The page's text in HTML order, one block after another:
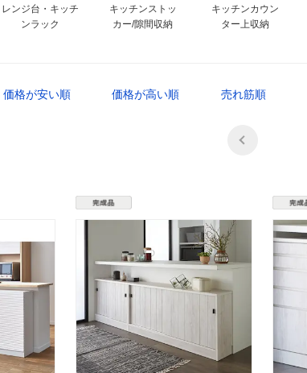
レンジ台・キッチ
ンラック
キッチンストッ
カー/隙間収納
キッチンカウン
ター上収納
価格が安い順 価格が高い順 売れ筋順